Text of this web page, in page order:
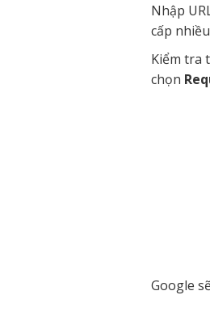
Nhập
cấp
Kiểm tra
chọn
Google